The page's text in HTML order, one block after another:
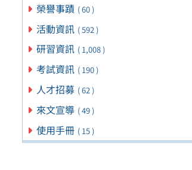
榮譽事蹟 ( 60 )
活動資訊 ( 592 )
研習資訊 ( 1,008 )
考試資訊 ( 190 )
人才招募 ( 62 )
來文宣導 ( 49 )
使用手冊 ( 15 )